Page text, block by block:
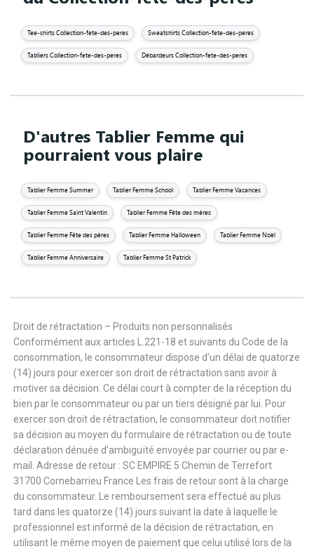
Tee-shirts Collection-fete-des-peres Sweatshirts Collection-fete-des-peres
Tabliers Collection-fete-des-peres Débardeurs Collection-fete-des-peres
D'autres Tablier Femme qui
pourraient vous plaire
Tablier Femme Summer Tablier Femme School Tablier Femme Vacances
Tablier Femme Saint Valentin Tablier Femme Fête des mères
Tablier Femme Fête des pères Tablier Femme Halloween Tablier Femme Noël
Tablier Femme Anniversaire Tablier Femme St Patrick
Droit de rétractation – Produits non personnalisés
Conformément aux articles L.221-18 et suivants du Code de la
consommation, le consommateur dispose d’un délai de quatorze
(14) jours pour exercer son droit de rétractation sans avoir à
motiver sa décision. Ce délai court à compter de la réception du
bien par le consommateur ou par un tiers désigné par lui. Pour
exercer son droit de rétractation, le consommateur doit notifier
sa décision au moyen du formulaire de rétractation ou de toute
déclaration dénuée d’ambiguïté envoyée par courrier ou par e-
mail. Adresse de retour : SC EMPIRE 5 Chemin de Terrefort
31700 Cornebarrieu France Les frais de retour sont à la charge
du consommateur. Le remboursement sera effectué au plus
tard dans les quatorze (14) jours suivant la date à laquelle le
professionnel est informé de la décision de rétractation, en
utilisant le même moyen de paiement que celui utilisé lors de la